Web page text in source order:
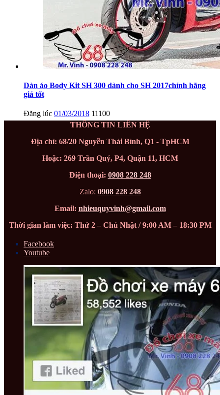
Dàn áo Body Kit SH 300 dành cho SH 2017chính hãng
giá tốt
Đăng lúc 01/03/2018 11100
THÔNG TIN LIÊN HỆ
Địa chỉ: 68/20 Nguyễn Thái Bình, Q1 - TpHCM
Hoặc: 269 Trần Quý, P4, Quận 11, HCM
Điện thoại: 0908 228 248
Zalo: 0908 228 248
Email: nhieuquyvinh@gmail.com
Thời gian làm việc: Thứ 2 – Chủ Nhật / 9:00 AM – 18:30 PM
Facebook
Youtube